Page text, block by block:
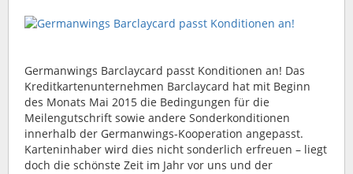
Germanwings Barclaycard passt Konditionen an! Das
Kreditkartenunternehmen Barclaycard hat mit Beginn
des Monats Mai 2015 die Bedingungen für die
Meilengutschrift sowie andere Sonderkonditionen
innerhalb der Germanwings-Kooperation angepasst.
Karteninhaber wird dies nicht sonderlich erfreuen – liegt
doch die schönste Zeit im Jahr vor uns und der